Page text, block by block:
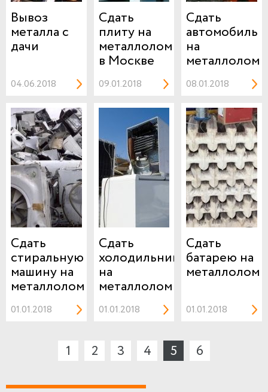
Вывоз
металла с
дачи
04.06.2018
Сдать
плиту на
металлолом
в Москве
09.01.2018
Сдать
автомобиль
на
металлолом
08.01.2018
Сдать
стиральную
машину на
металлолом
01.01.2018
Сдать
холодильник
на
металлолом
01.01.2018
Сдать
батарею на
металлолом
01.01.2018
1 2 3 4 5 6